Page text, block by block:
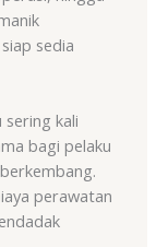
sedia
kali
bagi pelaku
perawatan